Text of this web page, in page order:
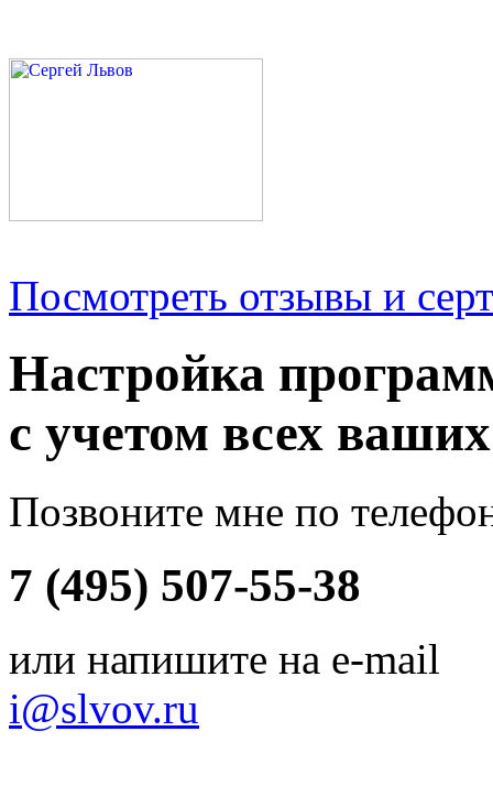
Посмотреть отзывы и
Настройка
с учетом всех
Позвоните мне по
7 (495) 507-55-38
или напишите на e-mail
i@slvov.ru